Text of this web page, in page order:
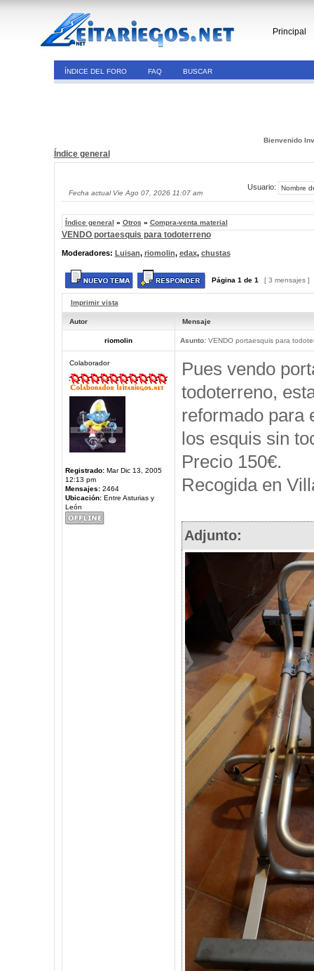
Principal
ÍNDICE DEL FORO FAQ BUSCAR
Bienvenido
Índice general
Fecha actual Vie Ago 07, 2026 11:07 am
Usuario:
Índice general » Otros » Compra-venta material
VENDO portaesquis para todoterreno
Moderadores: Luisan, riomolin, edax, chustas
Página 1 de 1 [ 3 mensajes ]
Imprimir vista
Autor Mensaje
riomolin Asunto:VENDO portaesquis para
Colaborador
Registrado:Mar Dic 13, 2005
12:13 pm
Mensajes:2464
Ubicación:Entre Asturias y
León
Pues vendo
todoterreno,
reformado para
los esquis sin
Precio 150€.
Recogida en
Adjunto: